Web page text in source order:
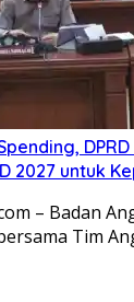
2027 untuk
– Badan
Tim